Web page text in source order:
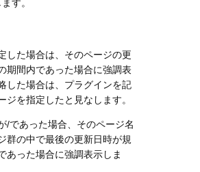
す。
した場合は、そのページの更
期間内であった場合に強調表
した場合は、プラグインを記
ジを指定したと見なします。
/であった場合、そのページ名
群の中で最後の更新日時が規
あった場合に強調表示しま